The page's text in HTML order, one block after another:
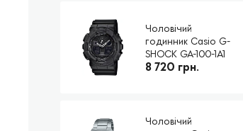
Чоловічий
годинник Casio G-
SHOCK GA-100-1A1
8 720 грн.
Чоловічий